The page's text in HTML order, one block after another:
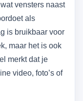
vensters naast
als
is bruikbaar voor
maar het is ook
merkt dat je
video, foto’s of